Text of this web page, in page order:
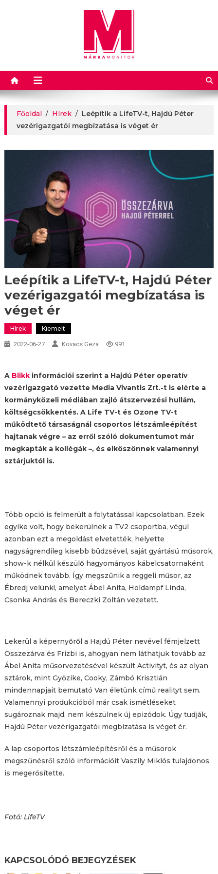
Márkamonitor
Főoldal / Hírek / Leépítik a LifeTV-t, Hajdú Péter
vezérigazgatói megbízatása is véget ér
Leépítik a LifeTV-t, Hajdú Péter
vezérigazgatói megbízatása is
véget ér
Hírek Kiemelt
2022-06-27 Kovacs Geza 991
A Blikkinformációi szerint a Hajdú Péter operatív
vezérigazgató vezette Media Vivantis Zrt.-t is elérte a
kormányközeli médiában zajló átszervezési hullám,
költségcsökkentés. A Life TV-t és Ozone TV-t
működtető társaságnál csoportos létszámleépítést
hajtanak végre – az erről szóló dokumentumot már
megkapták a kollégák –, és elköszönnek valamennyi
sztárjuktól is.
Több opció is felmerült a folytatással kapcsolatban. Ezek
egyike volt, hogy bekerülnek a TV2 csoportba, végül
azonban ezt a megoldást elvetették, helyette
nagyságrendileg kisebb büdzsével, saját gyártású műsorok,
show-k nélkül készülő hagyományos kábelcsatornaként
működnek tovább. Így megszűnik a reggeli műsor, az
Ébredj velünk!, amelyet Ábel Anita, Holdampf Linda,
Csonka András és Bereczki Zoltán vezetett.
Lekerül a képernyőről a Hajdú Péter nevével fémjelzett
Összezárva és Frizbi is, ahogyan nem láthatjuk tovább az
Ábel Anita műsorvezetésével készült Activityt, és az olyan
sztárok, mint Győzike, Cooky, Zámbó Krisztián
mindennapjait bemutató Van életünk című realityt sem.
Valamennyi produkcióból már csak ismétléseket
sugároznak majd, nem készülnek új epizódok. Úgy tudják,
Hajdú Péter vezérigazgatói megbízatása is véget ér.
A lap csoportos létszámleépítésről és a műsorok
megszűnésről szóló információit Vaszily Miklós tulajdonos
is megerősítette.
Fotó: LifeTV
KAPCSOLÓDÓ BEJEGYZÉSEK